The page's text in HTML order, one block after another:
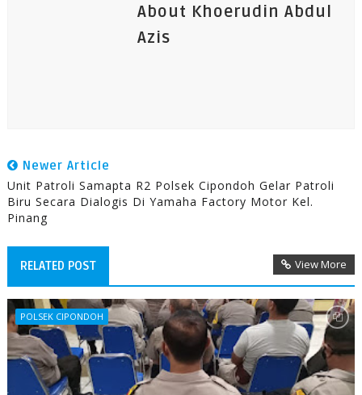
About Khoerudin Abdul
Azis
Newer Article
Unit Patroli Samapta R2 Polsek Cipondoh Gelar Patroli
Biru Secara Dialogis Di Yamaha Factory Motor Kel.
Pinang
RELATED POST View More
POLSEK CIPONDOH